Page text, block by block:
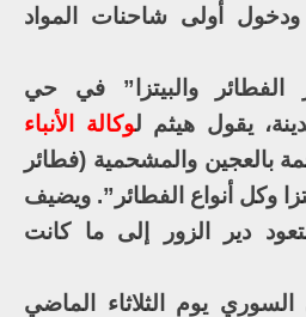
أولى شاحنات المواد
والبيتزا” في حي
يقول هيثم لوكالة الأنباء
بالعجين والمشحمية (فطائر
وكل أنواع الفطائر”. ويضيف
دير الزور إلى ما كانت
يوم الثلاثاء الماضي